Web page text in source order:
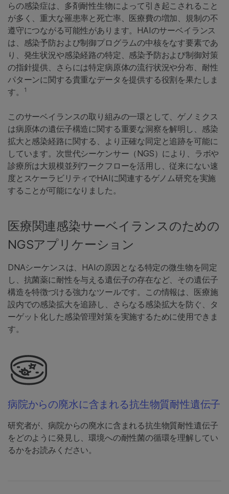
らの感染症は、多剤耐性生物によって引き起こされること
が多く、重大な罹患率と死亡率、医療費の増加、規制の不
遵守につながる可能性があります。HAIのサーベイランス
は、感染予防および制御プログラムの中核をなす要素であ
り、発生状況や感染経路の特定、感染予防および制御対策
の指針提供、さらには特定病原体の流行状況や分布、耐性
パターンに関する貴重なデータを提供する役割を果たしま
す。
1
このサーベイランスの取り組みの一環として、ゲノミクス
は病原体の遺伝子構造に関する重要な洞察を解明し、感染
拡大と感染経路に関する、より正確な同定と追跡を可能に
しています。次世代シーケンサー（NGS）により、ラボや
診療所は大規模並列ワークフローを活用し、従来にない速
度とスケーラビリティでHAIに関連するゲノム研究を実施
することが可能になりました。
医療関連感染サーベイランスのための
NGSアプリケーション
DNAシーケンスは、HAIの原因となる特定の微生物を同定
し、抗菌薬に耐性を与える遺伝子の存在など、その遺伝子
構造を特徴づける強力なツールです。この情報は、医療施
設内での感染拡大を追跡し、さらなる感染拡大を防ぐ、タ
ーゲット化した感染管理対策を実施するために使用できま
す。
病院からの廃水に含まれる抗生物質耐性遺伝子
研究者が、病院からの廃水に含まれる抗生物質耐性遺伝子
をどのように発見し、環境への耐性菌の循環を理解してい
るかをお読みください。